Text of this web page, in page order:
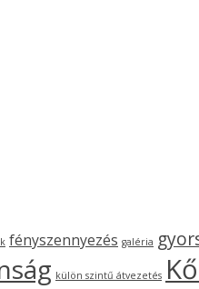
fényszennyezés galéria
külön szintű átvezetés